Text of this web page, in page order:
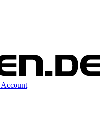
Account